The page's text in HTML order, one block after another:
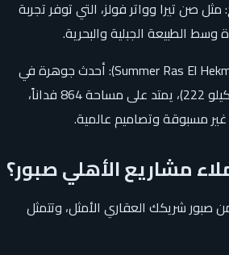
صن تيرا وواتر فولز، التي توفر تجربة
الطبيعة الجبلية والبحرية.
(Summer Ras El Hekma): أحدث جوهرة في
قلب رأس الحكمة (الكيلو 222)، يمتد على مساحة 864 فداناً،
مسبوقة وتصاميم عالمية.
مشاريع الأهلي صبور؟
شريكك العقاري الأمثل، وتتمثل